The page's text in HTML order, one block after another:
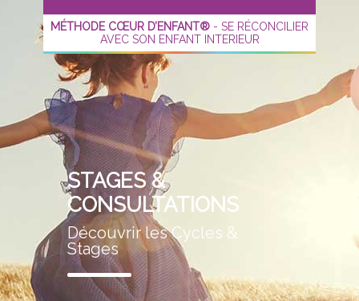
MÉTHODE CŒUR D’ENFANT® - SE RÉCONCILIER
AVEC SON ENFANT INTERIEUR
STAGES &
CONSULTATIONS
Découvrir les Cycles &
Stages